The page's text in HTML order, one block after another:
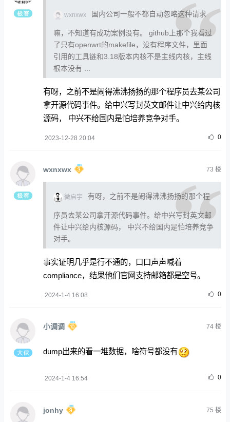
wxnxwx 国内公司一般不都自动忽略这种请求
嘛，不知道有成功案例没有。 github上那个我看过
了只有openwrt的makefile，没有程序文件，里面
引用的工具链和3.18版本内核不是主线内核，主线
根本没有 ...
有呀，之前不是闹得沸沸扬扬的那个程序员去某公司
拿开源代码事件。给中兴写封英文邮件让中兴给内核
源码， 中兴不给国内是怕培养竞争对手。
2023-12-28 20:04 0
wxnxwx 73 楼
微启宇 有呀，之前不是闹得沸沸扬扬的那个程
序员去某公司拿开源代码事件。给中兴写封英文邮
件让中兴给内核源码， 中兴不给国内是怕培养竞争
对手。
事实证明几乎是行不通的，口口声声喊着
compliance，结果他们官网支持邮箱都是空号。
2024-1-4 16:08 0
小调调 74楼
dump出来的看一堆数据，啥符号都没有
2024-1-4 16:54 0
jonhy 75 楼